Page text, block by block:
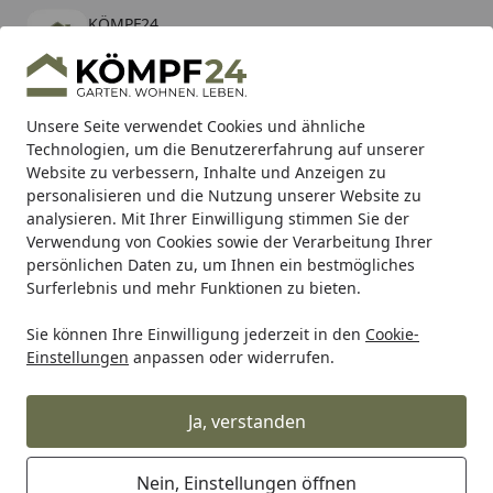
Unsere Seite verwendet Cookies und ähnliche
Technologien, um die Benutzererfahrung auf unserer
Website zu verbessern, Inhalte und Anzeigen zu
personalisieren und die Nutzung unserer Website zu
analysieren. Mit Ihrer Einwilligung stimmen Sie der
Verwendung von Cookies sowie der Verarbeitung Ihrer
persönlichen Daten zu, um Ihnen ein bestmögliches
Surferlebnis und mehr Funktionen zu bieten.
Sie können Ihre Einwilligung jederzeit in den Cookie-
Einstellungen anpassen oder widerrufen.
Ja, verstanden
Nein, Einstellungen öffnen
KÖMPF24
kostenlos - Im App Store
Hotline
Alle Produkte
Mein Konto
Suchen
Karibu Pools inkl. gratis Sandfilteranlage & Pool-
Starterset (Gesamtwert bis 468,99€)
Startseite
Auto & Zweirad Fahrradzubehör & Fahrradbedarf
Union Bremsgummi BS-801 schwarz